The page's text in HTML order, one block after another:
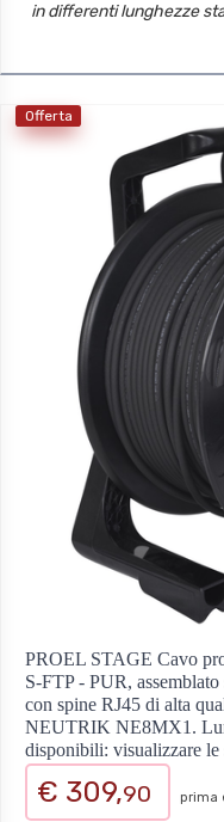
in differenti lunghezze
Offerta
PROEL STAGE Cavo
S-FTP - PUR,
con spine RJ45 di alta
NEUTRIK NE8MX1.
disponibili: visualizzare le
€ 309,90 prima